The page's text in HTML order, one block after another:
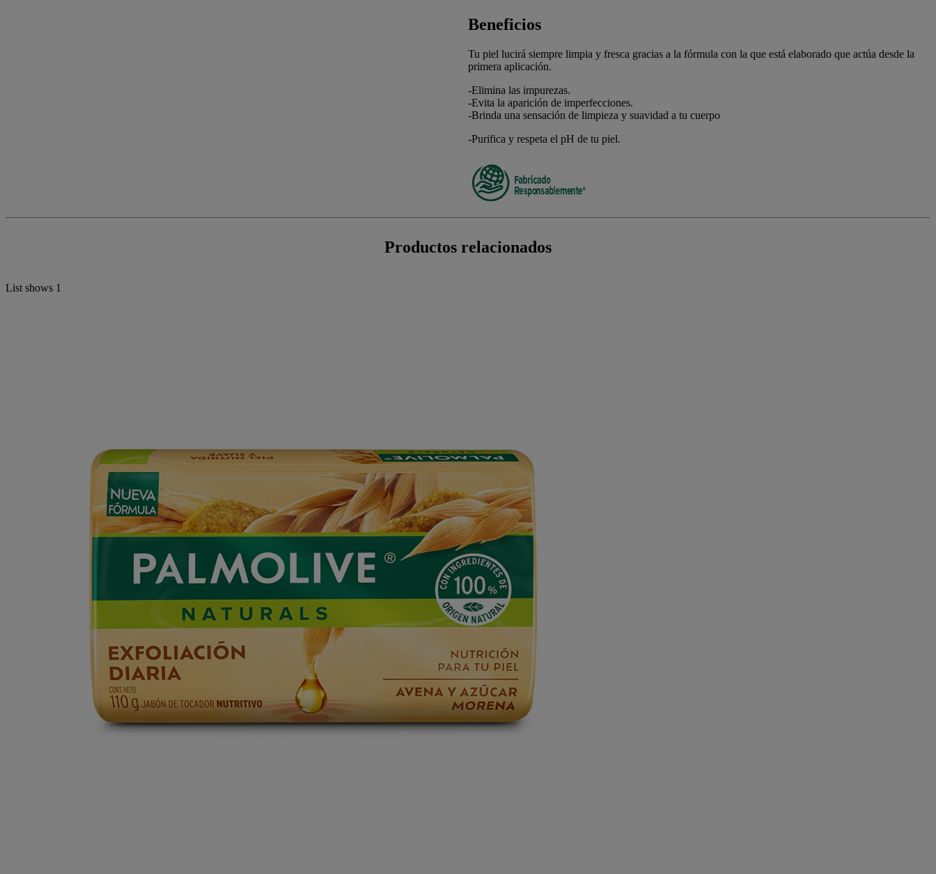
Beneficios
Tu piel lucirá siempre limpia y fresca gracias a la fórmula con la que está elaborado que actúa desde la
primera aplicación.
-Elimina las impurezas.
-Evita la aparición de imperfecciones.
-Brinda una sensación de limpieza y suavidad a tu cuerpo
-Purifica y respeta el pH de tu piel.
Productos relacionados
List shows 1